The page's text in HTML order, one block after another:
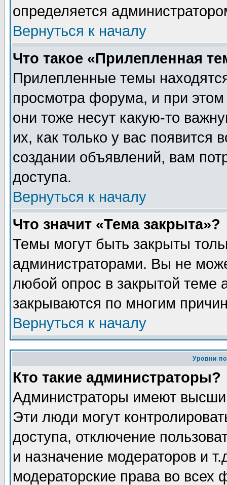
определяется
Вернуться к началу
Что такое «Прилепленная
Прилепленные темы
просмотра форума, и при
они тоже несут какую-то
их, как только у вас появится
создании объявлений, вам
доступа.
Вернуться к началу
Что значит «Тема закрыта»?
Темы могут быть закрыты
администраторами. Вы не
любой опрос в закрытой теме
закрываются по многим
Вернуться к началу
Уровни
Кто такие администраторы?
Администраторы имеют
Эти люди могут
доступа, отключение
и назначение модераторов и
модераторские права во всех